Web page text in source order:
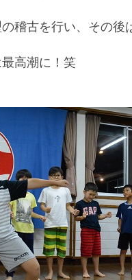
稽古を行い、その後
高潮に！笑